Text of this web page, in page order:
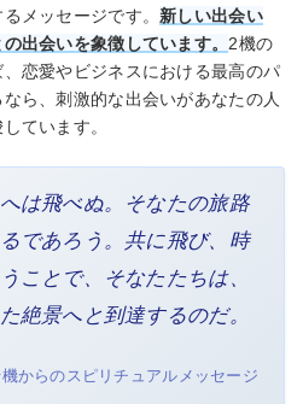
メッセージです。 新しい出会い
出会いを象徴しています。 2機の
恋愛やビジネスにおける最高のパ
ら、刺激的な出会いがあなたの人
ています。
は飛べぬ。そなたの旅路
であろう。共に飛び、時
ことで、そなたたちは、
絶景へと到達するのだ。
からのスピリチュアルメッセージ